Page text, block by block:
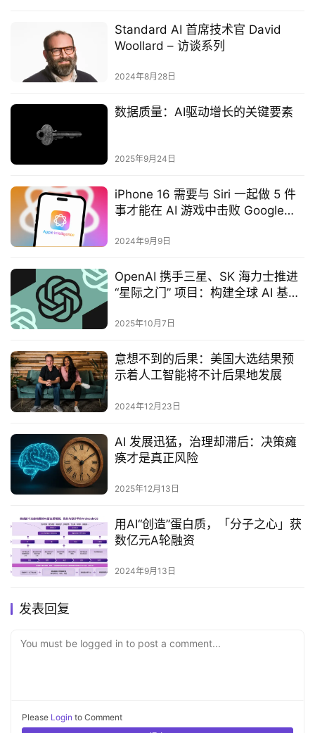
Standard AI 首席技术官 David
Woollard – 访谈系列
2024年8月28日
数据质量：AI驱动增长的关键要素‌
2025年9月24日
iPhone 16 需要与 Siri 一起做 5 件
事才能在 AI 游戏中击败 Google
2024年9月9日
OpenAI 携手三星、SK 海力士推进
“星际之门” 项目：构建全球 AI 基础
2025年10月7日
意想不到的后果：美国大选结果预
示着人工智能将不计后果地发展
2024年12月23日
AI 发展迅猛，治理却滞后：决策瘫
痪才是真正风险
2025年12月13日
用AI“创造”蛋白质，「分子之心」获
数亿元A轮融资
2024年9月13日
发表回复
You must be logged in to post a comment...
Please Login to Comment